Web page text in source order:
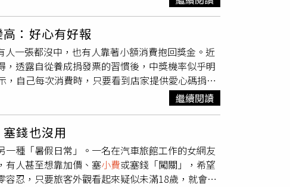
批評，讓這起原本充滿善意的暖心事件，不再因網
知，驚覺歹徒用她名義在國外盜刷，因此報案，警
共通點：13名被害者都搭捷運被偷、盜刷地點集
周偉出門固定戴漁夫帽和口罩遮臉，意圖增加執
案小組對周偉加強監控，3月31日第二次收網逮
家旅館兩、三天就換，而且有反覆實施犯罪之
以數位鑑識還原周偉手機，查出他和大陸偽卡集
用卡晶片資料即可複製假卡，為何需要扒手拍照？
害人信用卡拍起來，將來可推託消費者確實到店
結越南、香港等地的特定商店，業者接受刷卡，
查，周偉在去年12月3日到12月14日、12月28日
、藍線及高雄捷運，他扒竊手段高超，不用像電
夾，部分被害人皮夾放包包裡，照樣被他摸走而
：好心有好報
一張都沒中，也有人靠著小額消費抱回獎金。近
透露自從養成捐發票的習慣後，中獎機率似乎明
自己每次消費時，只要看到店家提供愛心碼捐
，只有無法捐出的發票才會留給自己兌獎。她表
年中獎紀錄分享，包括114年5、6月期中獎4200
是耶，叫外送每次都會給30元
行善之人，必有後福」、「真的會，但前提是不
、「我最近幾次也都很常中獎，想想可能是因為
是服務業，看那些發票都要分開打的越不會
繼續閱讀
錢也沒用
種「暑假日常」。一名在汽車旅館工作的女網友
有人甚至想靠加價、塞小費或塞錢「闖關」，希望
忍，只要旅客外觀看起來疑似未滿18歲，就會要